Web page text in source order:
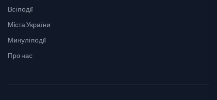
Всі події
Міста України
Минулі події
Про нас